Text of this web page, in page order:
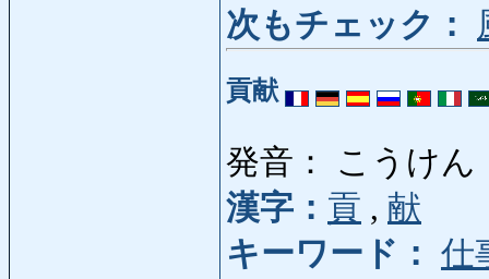
次もチェック：
貢献
発音： こうけん
漢字： 貢 , 献
キーワード： 仕